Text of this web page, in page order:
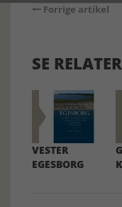
Forrige artikel
SE
VESTER
EGESBORG